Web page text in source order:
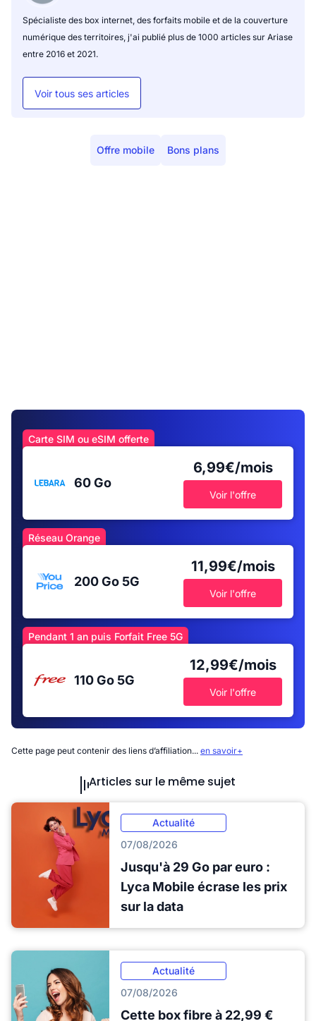
Spécialiste des box internet, des forfaits mobile et de la couverture
numérique des territoires, j'ai publié plus de 1000 articles sur Ariase
entre 2016 et 2021.
Voir tous ses articles
Offre mobile Bons plans
Carte SIM ou eSIM offerte
60 Go
6,99€/mois
Voir l'offre
Réseau Orange
200 Go 5G
11,99€/mois
Voir l'offre
Pendant 1 an puis Forfait Free 5G
110 Go 5G
12,99€/mois
Voir l'offre
Cette page peut contenir des liens d’affiliation... en savoir+
Articles sur le même sujet
Actualité
07/08/2026
Jusqu'à 29 Go par euro :
Lyca Mobile écrase les prix
sur la data
Actualité
07/08/2026
Cette box fibre à 22,99 €